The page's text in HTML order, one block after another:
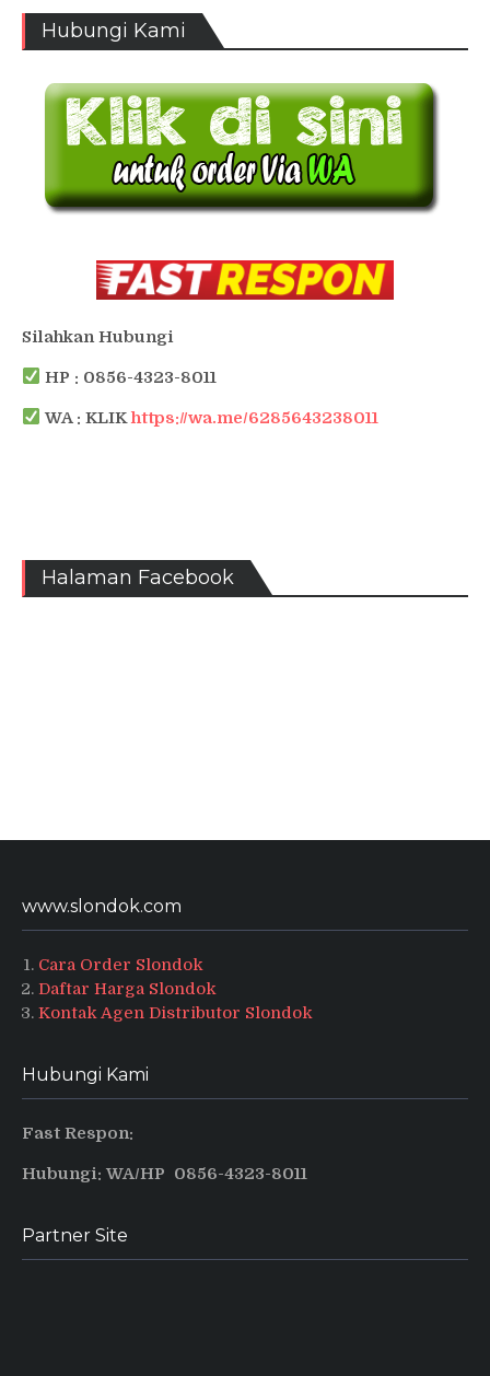
Hubungi Kami
Silahkan Hubungi
HP : 0856-4323-8011
WA : KLIKhttps://wa.me/6285643238011
Halaman Facebook
www.slondok.com
Cara Order Slondok
Daftar Harga Slondok
Kontak Agen Distributor Slondok
Hubungi Kami
Fast Respon:
Hubungi: WA/HP 0856-4323-8011
Partner Site